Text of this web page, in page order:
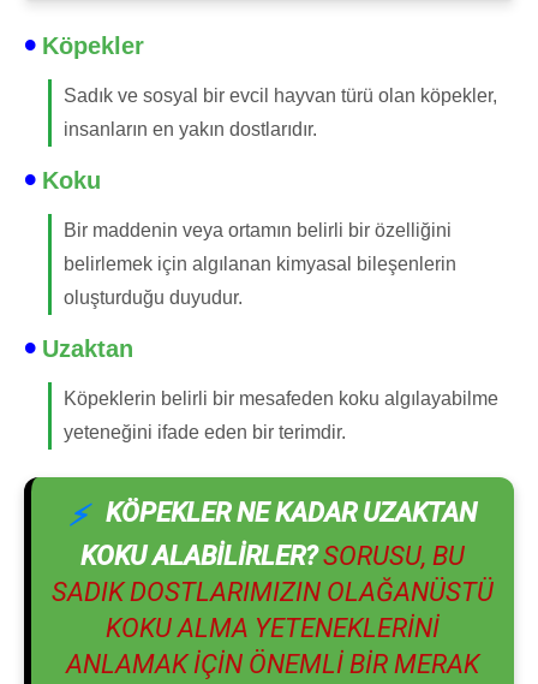
Köpekler
Sadık ve sosyal bir evcil hayvan türü olan köpekler,
insanların en yakın dostlarıdır.
Koku
Bir maddenin veya ortamın belirli bir özelliğini
belirlemek için algılanan kimyasal bileşenlerin
oluşturduğu duyudur.
Uzaktan
Köpeklerin belirli bir mesafeden koku algılayabilme
yeteneğini ifade eden bir terimdir.
KÖPEKLER NE KADAR UZAKTAN
KOKU ALABILIRLER?SORUSU, BU
SADIK DOSTLARIMIZIN OLAĞANÜSTÜ
KOKU ALMA YETENEKLERINI
ANLAMAK IÇIN ÖNEMLI BIR MERAK